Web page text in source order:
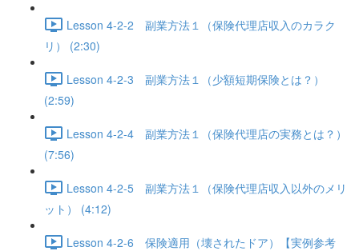
Lesson 4-2-2 副業方法１（保険代理店収入のカラク
リ） (2:30)
Lesson 4-2-3 副業方法１（少額短期保険とは？）
(2:59)
Lesson 4-2-4 副業方法１（保険代理店の実務とは？）
(7:56)
Lesson 4-2-5 副業方法１（保険代理店収入以外のメリ
ット） (4:12)
Lesson 4-2-6 保険適用（壊されたドア）【実例参考